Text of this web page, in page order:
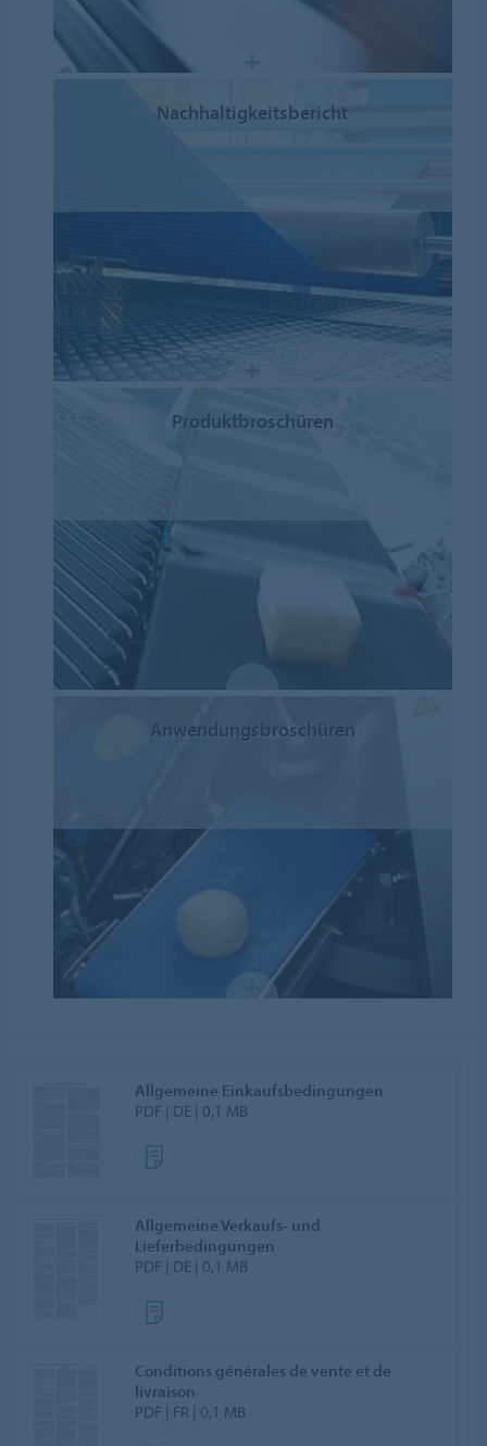
Nachhaltigkeitsbericht
Produktbroschüren
Anwendungsbroschüren
Allgemeine Einkaufsbedingungen
PDF | DE | 0,1 MB
Allgemeine Verkaufs- und
Lieferbedingungen
PDF | DE | 0,1 MB
Conditions générales de vente et de
livraison
PDF | FR | 0,1 MB